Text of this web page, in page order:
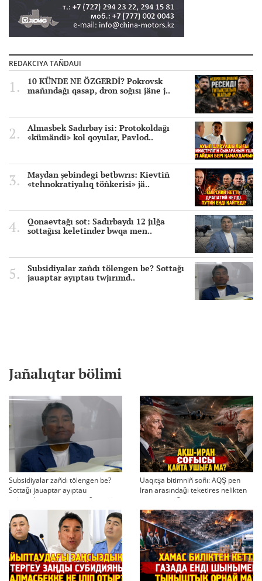
REDAKCIYA TAÑDAUI
10 KÜNDE NE ÖZGERDİ? Pokrovsk
mañındağı qasap, dron soğısı jäne j..
Almasbek Sadırbay isi: Protokoldağı
«kümändi» kol qoyular, Pavlod..
Maydan şebindegi betbwrıs: Kievtiñ
«tehnokratiyalıq töñkerisi» jä..
Qonaevtağı sot: Sadırbaydı 12 jılğa
sottağısı keletinder bwqa men..
Subsidiyalar zañdı tölengen be? Sottağı
jauaptar ayıptau twjırımd..
Jañalıqtar bölimi
Subsidiyalar zañdı tölengen be?
Sottağı jauaptar ayıptau
twjırımdarın qayta qarauğa negiz
bola ala ma?
Uaqıtşa bitimniñ soñı: AQŞ pen
Iran arasındağı teketires nelikten
qayta uşıqtı?